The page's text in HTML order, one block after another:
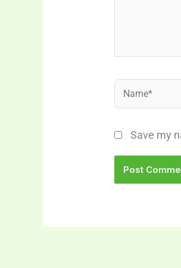
Name*
Save my